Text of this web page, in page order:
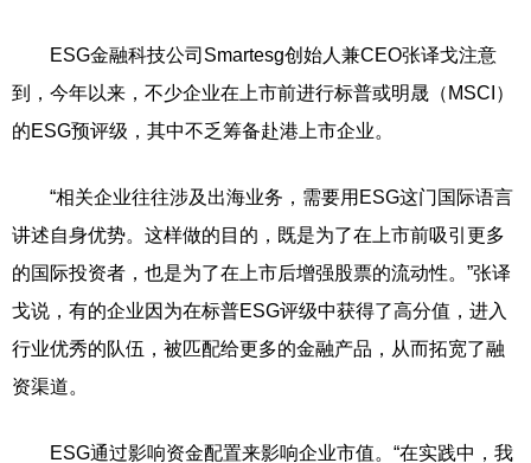
ESG金融科技公司Smartesg创始人兼CEO张译戈注意
到，今年以来，不少企业在上市前进行标普或明晟（MSCI）
的ESG预评级，其中不乏筹备赴港上市企业。
“相关企业往往涉及出海业务，需要用ESG这门国际语言
讲述自身优势。这样做的目的，既是为了在上市前吸引更多
的国际投资者，也是为了在上市后增强股票的流动性。”张译
戈说，有的企业因为在标普ESG评级中获得了高分值，进入
行业优秀的队伍，被匹配给更多的金融产品，从而拓宽了融
资渠道。
ESG通过影响资金配置来影响企业市值。“在实践中，我